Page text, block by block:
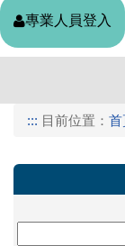
區
塊
專業人員登入
::: 目前位置： 首